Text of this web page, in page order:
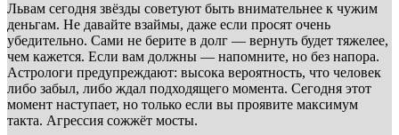
Львам сегодня звёзды советуют быть внимательнее к чужим
деньгам. Не давайте взаймы, даже если просят очень
убедительно. Сами не берите в долг — вернуть будет тяжелее,
чем кажется. Если вам должны — напомните, но без напора.
Астрологи предупреждают: высока вероятность, что человек
либо забыл, либо ждал подходящего момента. Сегодня этот
момент наступает, но только если вы проявите максимум
такта. Агрессия сожжёт мосты.